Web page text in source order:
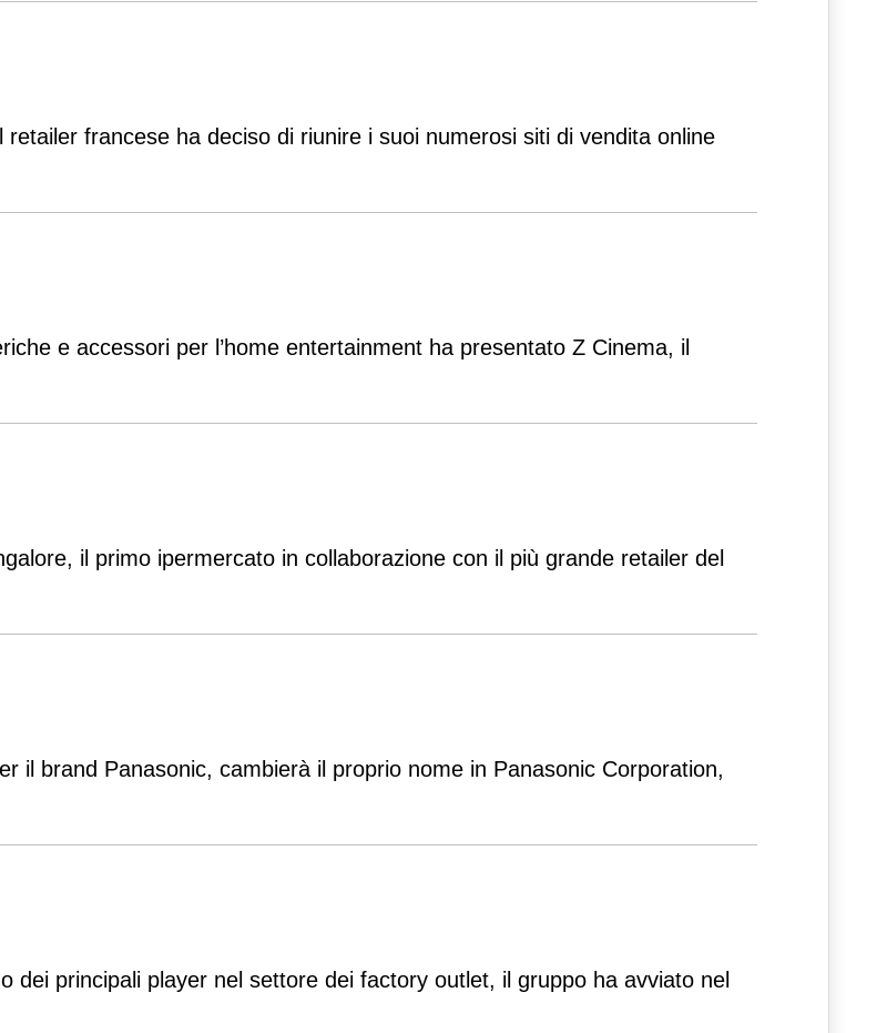
francese ha deciso di riunire i suoi numerosi siti di vendita online
e accessori per l’home entertainment ha presentato Z Cinema, il
il primo ipermercato in collaborazione con il più grande retailer del
il brand Panasonic, cambierà il proprio nome in Panasonic Corporation,
dei principali player nel settore dei factory outlet, il gruppo ha avviato nel